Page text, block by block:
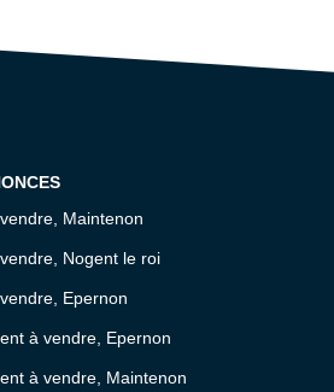
Maintenon
Nogent le roi
Epernon
à vendre, Epernon
à vendre, Maintenon